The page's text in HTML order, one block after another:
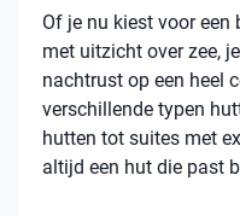
Of je nu kiest voor
met uitzicht over zee,
nachtrust op een heel
verschillende typen
hutten tot suites met
altijd een hut die past